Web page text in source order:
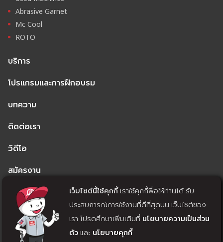
Abrasive Garnet
Mc Cool
ROTO
บริการ
โปรแกรมและการฝึกอบรม
บทความ
ติดต่อเรา
วิดีโอ
สมัครงาน
นโยบายความเป็นส่วนตัว
นโยบายคุกกี้
แจ้งถอนความยินยอม
เว็บไซต์นี้ใช้คุกกี้เราใช้คุกกี้พื่อให้ท่านได้ รับ
ประสบการณ์การใช้งานที่ดีที่สุดบน เว็บไซต์ของ
เรา โปรดศึกษาเพิ่มเติมที่ นโยบายความเป็นส่วน
ตัว และ นโยบายคุกกี้